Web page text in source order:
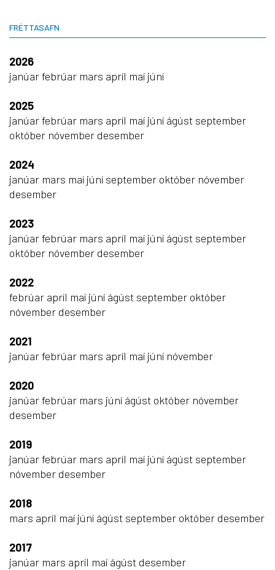
FRÉTTASAFN
2026
janúarfebrúar mars apríl maí júní
2025
janúarfebrúar mars apríl maí júní ágúst september
október nóvember desember
2024
janúar mars maí júní september október nóvember
desember
2023
janúarfebrúar mars apríl maí júní ágúst september
október nóvember desember
2022
febrúar apríl maí júní ágúst september október
nóvember desember
2021
janúarfebrúar mars apríl maí júní nóvember
2020
janúarfebrúar mars júní ágúst október nóvember
desember
2019
janúarfebrúar mars apríl maí júní ágúst september
nóvember desember
2018
mars apríl maí júní ágúst september október desember
2017
janúar mars apríl maí ágúst desember